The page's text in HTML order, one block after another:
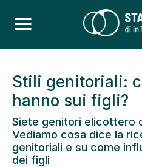
Stili genitoriali:
hanno sui figli?
Siete genitori elicottero
Vediamo cosa dice la
genitoriali e su come
dei figli